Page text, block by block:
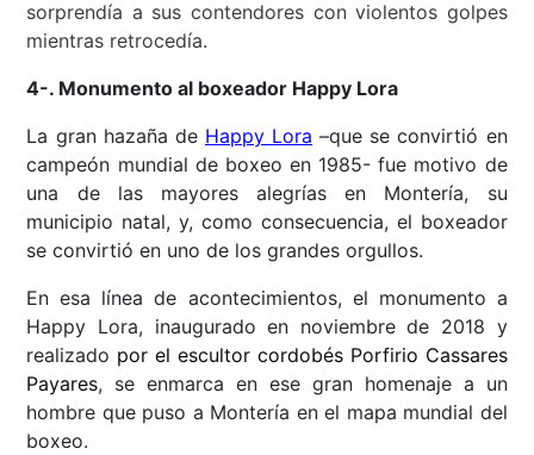
sorprendía a sus contendores con violentos golpes
mientras retrocedía.
4-. Monumento al boxeador Happy Lora
La gran hazaña de Happy Lora –que se convirtió en
campeón mundial de boxeo en 1985- fue motivo de
una de las mayores alegrías en Montería, su
municipio natal, y, como consecuencia, el boxeador
se convirtió en uno de los grandes orgullos.
En esa línea de acontecimientos, el monumento a
Happy Lora, inaugurado en noviembre de 2018 y
realizado por el escultor cordobés Porfirio Cassares
Payares, se enmarca en ese gran homenaje a un
hombre que puso a Montería en el mapa mundial del
boxeo.